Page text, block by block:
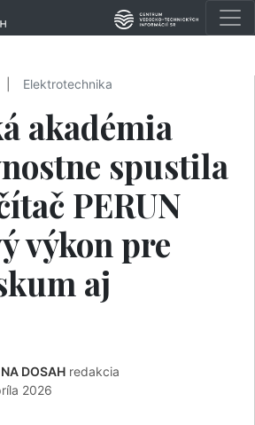
Elektrotechnika
akadémia
spustila
PERUN
výkon pre
aj
DOSAH redakcia
2026